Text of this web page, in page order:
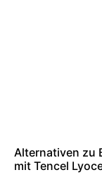
Alternativen zu
mit Tencel